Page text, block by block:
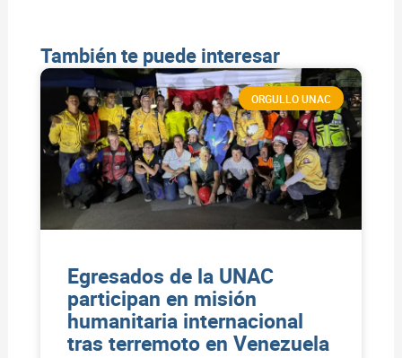
También te puede interesar
ORGULLO UNAC
Egresados de la UNAC
participan en misión
humanitaria internacional
tras terremoto en Venezuela